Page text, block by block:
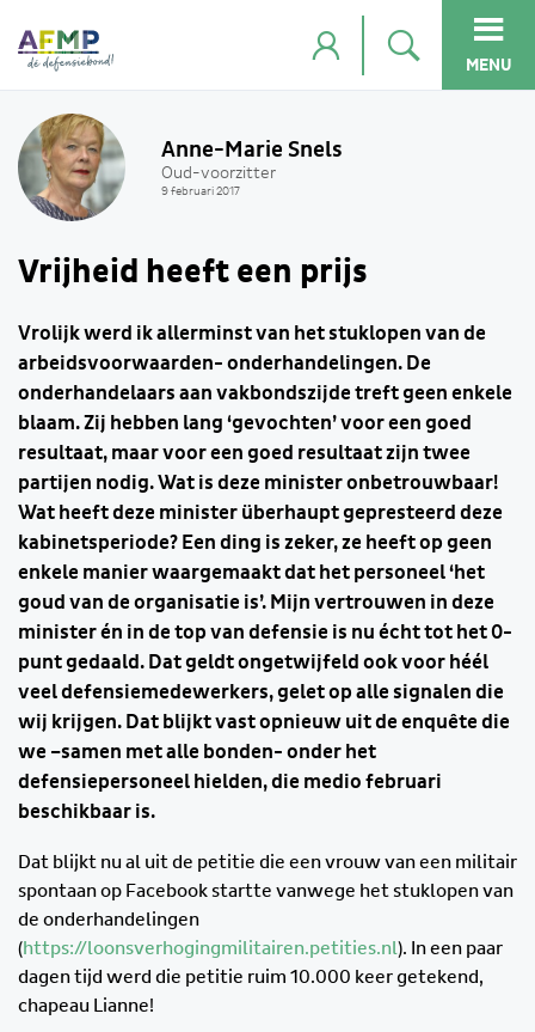
MENU
Anne-Marie Snels
Oud-voorzitter
9 februari 2017
Vrijheid heeft een prijs
Vrolijk werd ik allerminst van het stuklopen van de
arbeidsvoorwaarden- onderhandelingen. De
onderhandelaars aan vakbondszijde treft geen enkele
blaam. Zij hebben lang ‘gevochten’ voor een goed
resultaat, maar voor een goed resultaat zijn twee
partijen nodig. Wat is deze minister onbetrouwbaar!
Wat heeft deze minister überhaupt gepresteerd deze
kabinetsperiode? Een ding is zeker, ze heeft op geen
enkele manier waargemaakt dat het personeel ‘het
goud van de organisatie is’. Mijn vertrouwen in deze
minister én in de top van defensie is nu écht tot het 0-
punt gedaald. Dat geldt ongetwijfeld ook voor héél
veel defensiemedewerkers, gelet op alle signalen die
wij krijgen. Dat blijkt vast opnieuw uit de enquête die
we –samen met alle bonden- onder het
defensiepersoneel hielden, die medio februari
beschikbaar is.
Dat blijkt nu al uit de petitie die een vrouw van een militair
spontaan op Facebook startte vanwege het stuklopen van
de onderhandelingen
(https://loonsverhogingmilitairen.petities.nl ). In een paar
dagen tijd werd die petitie ruim 10.000 keer getekend,
chapeau Lianne!